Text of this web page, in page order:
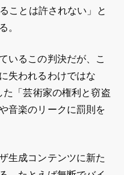
ことは許されない」と
。
いるこの判決だが、こ
失われるわけではな
「芸術家の権利と窃盗
音楽のリークに罰則を
生成コンテンツに新た